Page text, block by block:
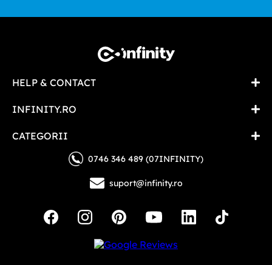
HELP & CONTACT
INFINITY.RO
CATEGORII
0746 346 489 (07INFINITY)
suport@infinity.ro